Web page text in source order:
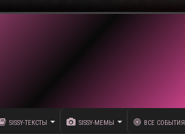
SISSY-ТЕКСТЫ SISSY-МЕМЫ ВСЕ СОБЫТИЯ